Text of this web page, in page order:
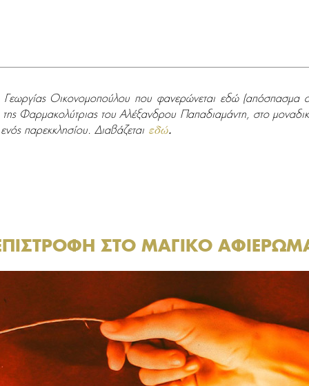
Γεωργίας Οικονομοπούλου που φανερώνεται εδώ (απόσπασμα
Φαρμακολύτριας του Αλέξανδρου Παπαδιαμάντη, στο
παρεκκλησίου. Διαβάζεται εδώ.
ΣΤΟ ΜΑΓΙΚΟ